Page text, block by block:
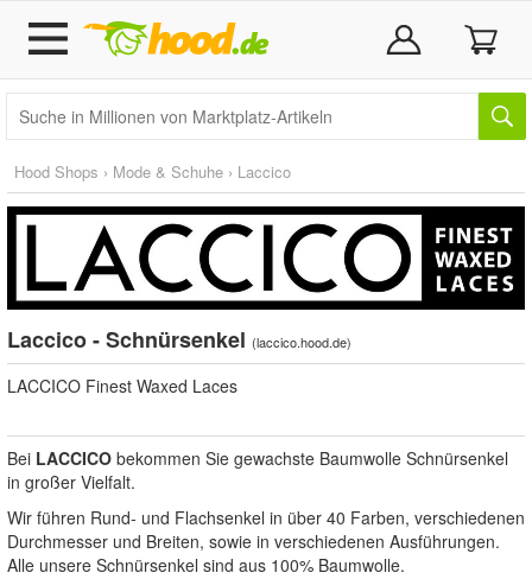
Hood Shops › Mode & Schuhe › Laccico
Laccico - Schnürsenkel (laccico.hood.de)
LACCICO Finest Waxed Laces
Bei LACCICO bekommen Sie gewachste Baumwolle Schnürsenkel
in großer Vielfalt.
Wir führen Rund- und Flachsenkel in über 40 Farben, verschiedenen
Durchmesser und Breiten, sowie in verschiedenen Ausführungen.
Alle unsere Schnürsenkel sind aus 100% Baumwolle.